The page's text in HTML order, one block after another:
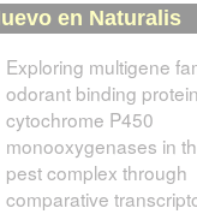
en Naturalis
Exploring multigene
odorant binding
cytochrome P450
monooxygenases in
pest complex through
comparative